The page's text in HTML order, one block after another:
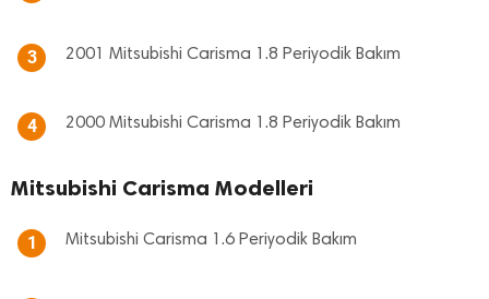
3 2001 Mitsubishi Carisma 1.8 Periyodik Bakım
4 2000 Mitsubishi Carisma 1.8 Periyodik Bakım
Mitsubishi Carisma Modelleri
1 Mitsubishi Carisma 1.6 Periyodik Bakım